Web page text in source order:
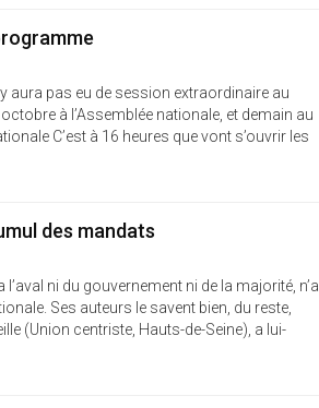
aura pas eu de session extraordinaire au
à l’Assemblée nationale, et demain au
C’est à 16 heures que vont s’ouvrir les
des mandats
ni du gouvernement ni de la majorité, n’a
Ses auteurs le savent bien, du reste,
(Union centriste, Hauts-de-Seine), a lui-